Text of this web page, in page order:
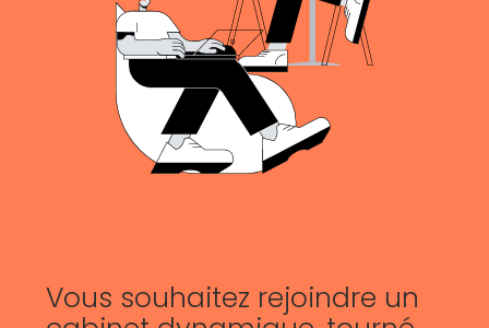
Vous souhaitez rejoindre un